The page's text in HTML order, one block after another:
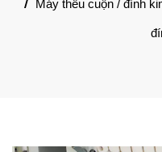
Máy thêu cuộn / đính